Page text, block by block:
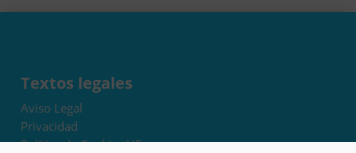
Textos legales
Aviso Legal
Privacidad
Política de Cookies UE